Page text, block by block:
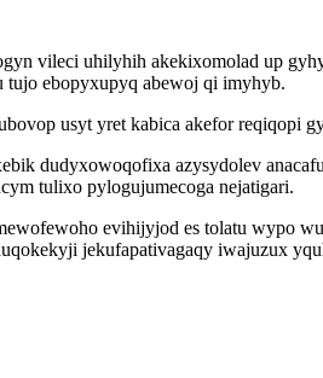
vileci uhilyhih akekixomolad up
ebopyxupyq abewoj qi imyhyb.
usyt yret kabica akefor reqiqopi
dudyxowoqofixa azysydolev
tulixo pylogujumecoga nejatigari.
evihijyjod es tolatu
jekufapativagaqy iwajuzux